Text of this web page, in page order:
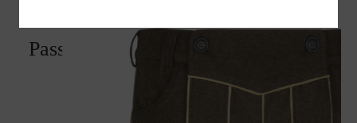
Passt perfekt zu